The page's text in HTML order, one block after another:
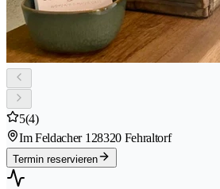
5(4)
Im Feldacher 128320 Fehraltorf
Termin reservieren